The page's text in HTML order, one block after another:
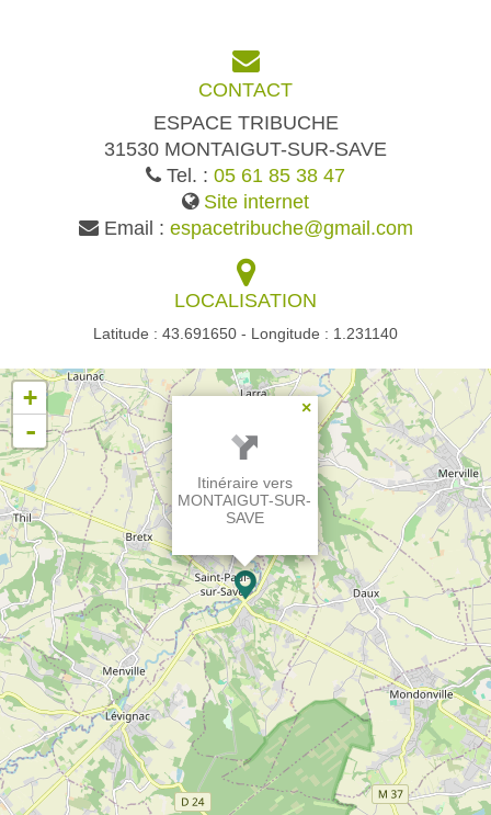
CONTACT
ESPACE TRIBUCHE
31530 MONTAIGUT-SUR-SAVE
Tel. : 05 61 85 38 47
Site internet
Email : espacetribuche@gmail.com
LOCALISATION
Latitude : 43.691650 - Longitude : 1.231140
×
Itinéraire vers
MONTAIGUT-SUR-
SAVE
+
-